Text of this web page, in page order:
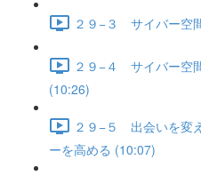
２９−３ サイバー空
２９−４ サイバー空
(10:26)
２９−５ 出会いを変
ーを高める (10:07)